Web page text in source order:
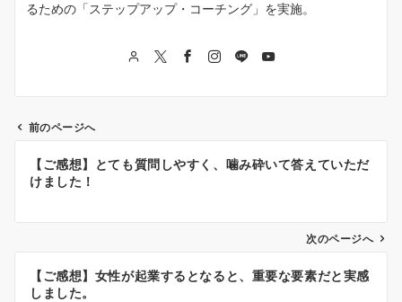
るための「ステップアップ・コーチング」を実施。
稿
ナ
ビ
前のページへ
【ご感想】とても質問しやすく、噛み砕いて答えていただ
けました！
次のページへ
【ご感想】女性が起業するとなると、重要な要素だと実感
しました。